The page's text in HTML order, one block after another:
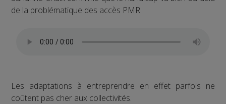
de la problématique des accès PMR.
Les adaptations à entreprendre en effet parfois ne
coûtent pas cher aux collectivités.